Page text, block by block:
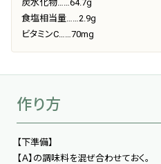
炭水化物……64.7g
食塩相当量……2.9g
ビタミンC……70mg
作り方
【下準備】
【Ａ】の調味料を混ぜ合わせておく。